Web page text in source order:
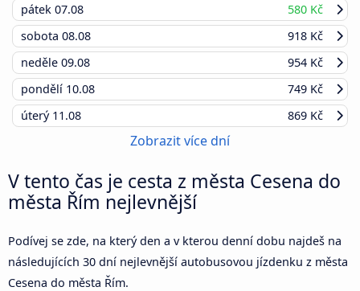
pátek 07.08
580 Kč
sobota 08.08
918 Kč
neděle 09.08
954 Kč
pondělí 10.08
749 Kč
úterý 11.08 869 Kč
Zobrazit více dní
V tento čas je cesta z města Cesena do
města Řím nejlevnější
Podívej se zde, na který den a v kterou denní dobu najdeš na
následujících 30 dní nejlevnější autobusovou jízdenku z města
Cesena do města Řím.